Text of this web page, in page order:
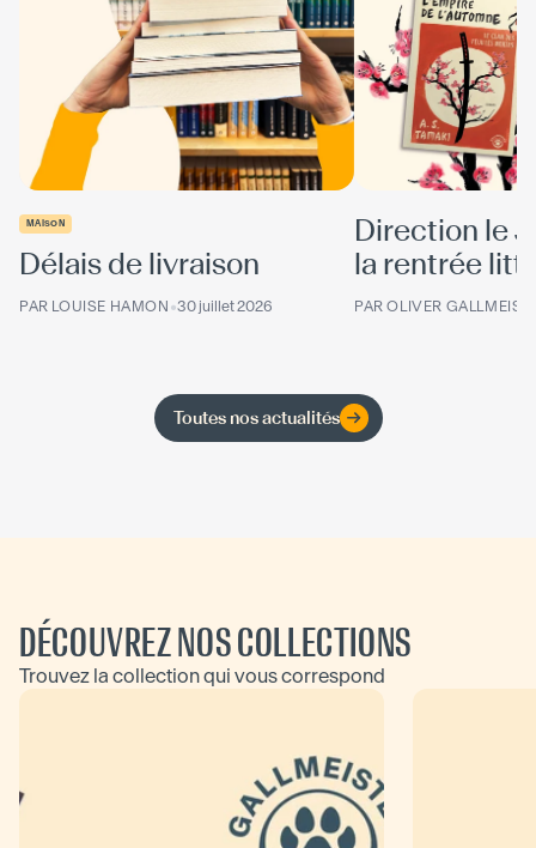
MAISON
Délais de livraison
PAR LOUISE HAMON •30 juillet 2026
Direction le
la rentrée
PAROLIVER
Toutes nos actualités
DÉCOUVREZ NOS COLLECTIONS
Trouvez la collection qui vous correspond